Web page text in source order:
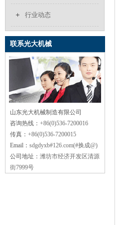
行业动态
联系光大机械
山东光大机械制造有限公司
咨询热线： +86(0)536-7200016
传真： +86(0)536-7200015
Email： sdgdyxb#126.com(#换成@)
公司地址： 潍坊市经济开发区清源
街7999号